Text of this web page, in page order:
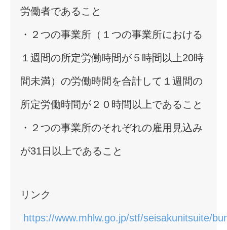
労働者であること
・２つの事業所（１つの事業所における
１週間の所定労働時間が５時間以上20時
間未満）の労働時間を合計して１週間の
所定労働時間が２０時間以上であること
・２つの事業所のそれぞれの雇用見込み
が31日以上であること
リンク
https://www.mhlw.go.jp/stf/seisakunitsuite/